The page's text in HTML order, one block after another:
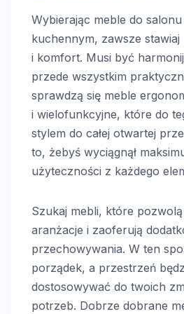
Wybierając meble do
kuchennym, zawsze
i komfort. Musi być
przede wszystkim
sprawdzą się meble
i wielofunkcyjne, które do
stylem do całej otwartej
to, żebyś wyciągnął
użyteczności z każdego
Szukaj mebli, które
aranżacje i zaoferują
przechowywania. W ten
porządek, a przestrzeń
dostosowywać do twoich
potrzeb. Dobrze dobrane